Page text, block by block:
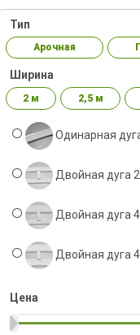
Тип
Арочная
Ширина
2 м 2,5 м
Одинарная
Двойная дуга
Двойная дуга
Двойная дуга
Цена